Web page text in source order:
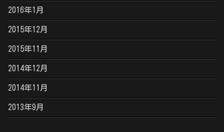
2016年1月
2015年12月
2015年11月
2014年12月
2014年11月
2013年9月